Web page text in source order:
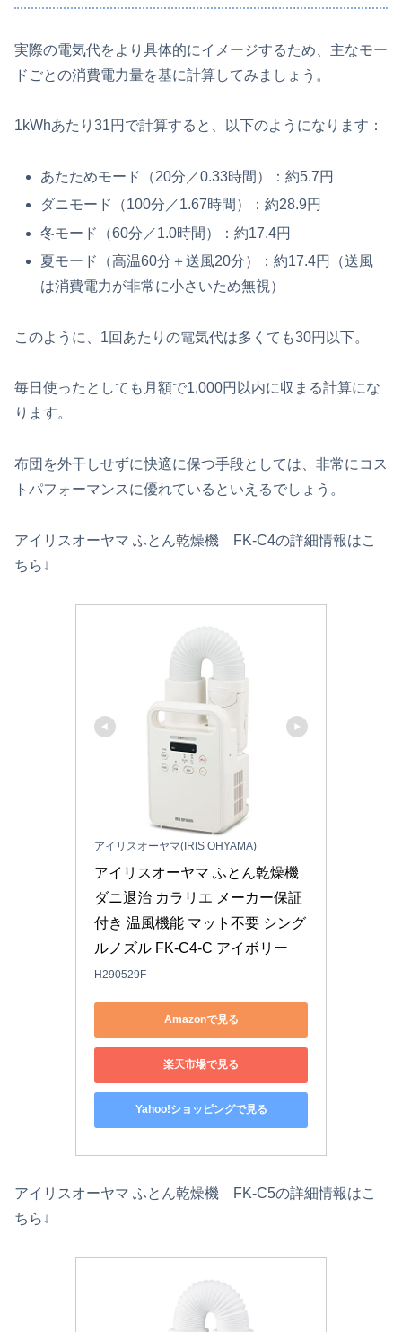
実際の電気代をより具体的にイメージするため、主なモー
ドごとの消費電力量を基に計算してみましょう。
1kWhあたり31円で計算すると、以下のようになります：
あたためモード（20分／0.33時間）：約5.7円
ダニモード（100分／1.67時間）：約28.9円
冬モード（60分／1.0時間）：約17.4円
夏モード（高温60分＋送風20分）：約17.4円（送風
は消費電力が非常に小さいため無視）
このように、1回あたりの電気代は多くても30円以下。
毎日使ったとしても月額で1,000円以内に収まる計算にな
ります。
布団を外干しせずに快適に保つ手段としては、非常にコス
トパフォーマンスに優れているといえるでしょう。
アイリスオーヤマ ふとん乾燥機 FK-C4の詳細情報はこ
ちら↓
アイリスオーヤマ(IRIS OHYAMA)
アイリスオーヤマ ふとん乾燥機
ダニ退治 カラリエ メーカー保証
付き 温風機能 マット不要 シング
ルノズル FK-C4-C アイボリー
H290529F
Amazonで見る
楽天市場で見る
Yahoo!ショッピングで見る
アイリスオーヤマ ふとん乾燥機 FK-C5の詳細情報はこ
ちら↓